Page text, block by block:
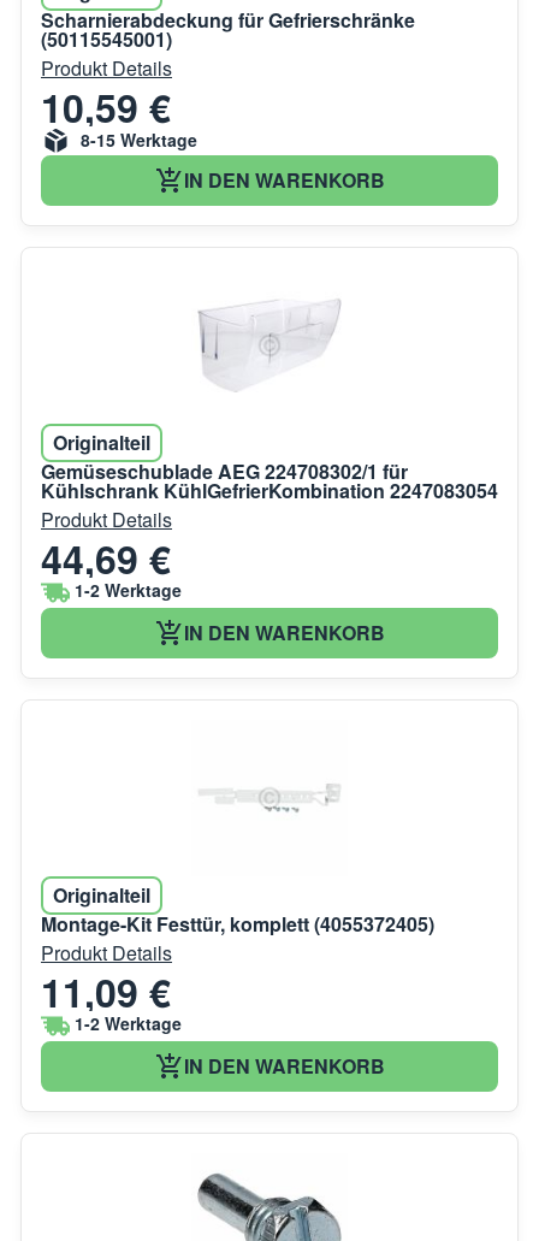
Scharnierabdeckung für Gefrierschränke
(50115545001)
Produkt Details
10,59 €
8-15 Werktage
IN DEN WARENKORB
Originalteil
Gemüseschublade AEG 224708302/1 für
Kühlschrank KühlGefrierKombination 2247083054
Produkt Details
44,69 €
1-2 Werktage
IN DEN WARENKORB
Originalteil
Montage-Kit Festtür, komplett (4055372405)
Produkt Details
11,09 €
1-2 Werktage
IN DEN WARENKORB